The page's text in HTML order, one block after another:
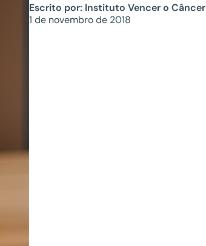
Escrito por: Instituto Vencer o Câncer
1 de novembro de 2018